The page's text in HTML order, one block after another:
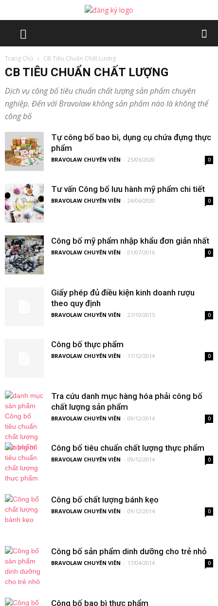
Trang Chủ CB Tiêu Chuẩn Chất Lượng
CB TIÊU CHUẨN CHẤT LƯỢNG
Dịch vụ công bố tiêu chuẩn chất lượng sản phẩm chuyên
nghiệp. Đến với Bravolaw không sản phẩm nào là không thể
công bố
Tự công bố bao bì, dụng cụ chứa đựng thực
phẩm
BRAVOLAW CHUYÊN VIÊN - 25/06/2020 0
Tư vấn Công bố lưu hành mỹ phẩm chi tiết
BRAVOLAW CHUYÊN VIÊN - 24/06/2020 0
Công bố mỹ phẩm nhập khẩu đơn giản nhất
BRAVOLAW CHUYÊN VIÊN - 01/07/2016 0
Giấy phép đủ điều kiện kinh doanh rượu
theo quy định
BRAVOLAW CHUYÊN VIÊN - 27/10/2015 0
Công bố thực phẩm
BRAVOLAW CHUYÊN VIÊN - 17/12/2014 0
Tra cứu danh mục hàng hóa phải công bố
chất lượng sản phẩm
BRAVOLAW CHUYÊN VIÊN - 09/12/2014 0
Công bố tiêu chuẩn chất lượng thực phẩm
BRAVOLAW CHUYÊN VIÊN - 09/12/2014 0
Công bố chất lượng bánh kẹo
BRAVOLAW CHUYÊN VIÊN - 09/12/2014 0
Công bố sản phẩm dinh dưỡng cho trẻ nhỏ
BRAVOLAW CHUYÊN VIÊN - 17/04/2014 0
Công bố bao bì thực phẩm